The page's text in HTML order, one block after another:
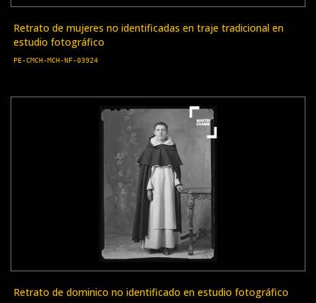
Retrato de mujeres no identificadas en traje tradicional en
estudio fotográfico
PE-CMCH-MCH-NF-03924
Retrato de dominico no identificado en estudio fotográfico